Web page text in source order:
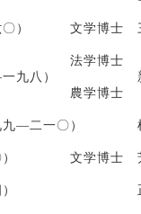
〇） 文学博士
士
一―一九八） 新
士
九九―二一〇）
〇） 文学博士
二九四） 正